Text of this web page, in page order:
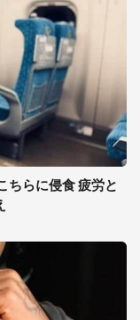
ちらに侵食 疲労と